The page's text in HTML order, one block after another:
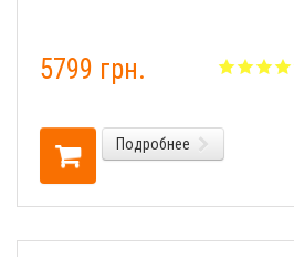
5799 грн.
Подробнее